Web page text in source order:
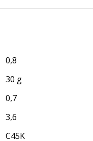
0,8
30 g
0,7
3,6
C45K